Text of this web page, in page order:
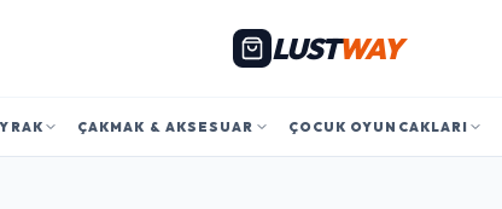
LUSTWAY
ÇAKMAK & AKSESUAR ÇOCUK OYUNCAKLARI